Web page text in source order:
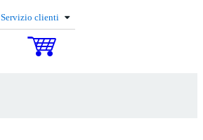
Servizio clienti